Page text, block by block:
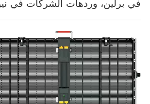
فيديوهات
عرض الواقع الافتراضي
معلومات عنا
جولة في المصنع
في برلين، وردهات الشركات في